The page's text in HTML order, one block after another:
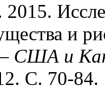
и
США и
С. 70-84.